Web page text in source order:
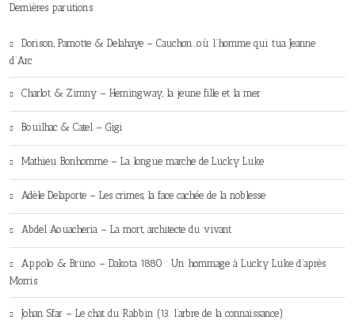
Dernières parutions
Dorison, Parnotte & Delahaye – Cauchon…où l’homme qui tua Jeanne
d’Arc
Charlot & Zimny – Hemingway, la jeune fille et la mer
Bouilhac & Catel – Gigi
Mathieu Bonhomme – La longue marche de Lucky Luke
Adèle Delaporte – Les crimes, la face cachée de la noblesse
Abdel Aouacheria – La mort, architecte du vivant
Appolo & Brüno – Dakota 1880 : Un hommage à Lucky Luke d’après
Morris
Johan Sfar – Le chat du Rabbin (13. l’arbre de la connaissance)